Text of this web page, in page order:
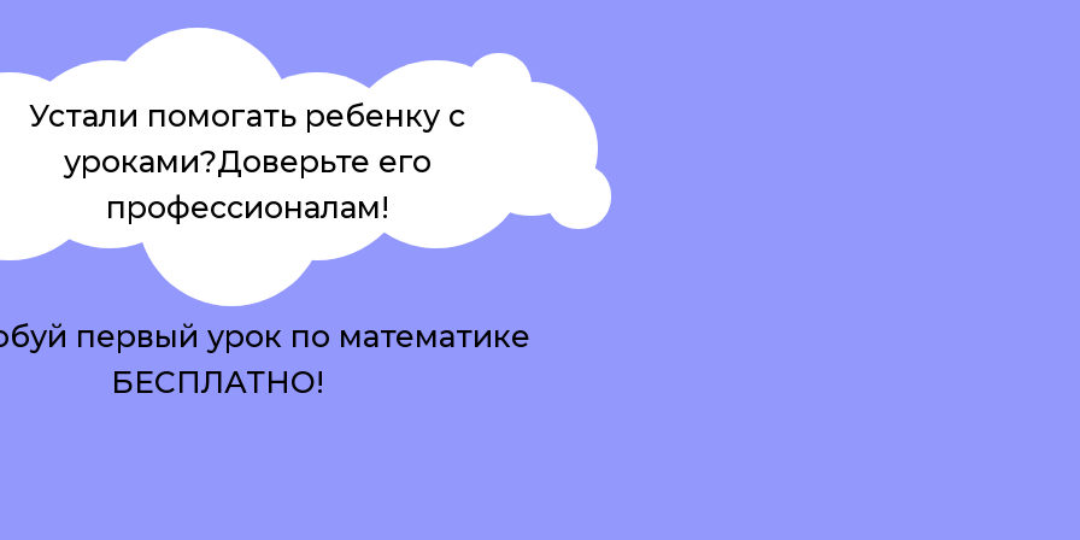
Устали помогать ребенку с
уроками?Доверьте его
профессионалам!
первый урок по математике
БЕСПЛАТНО!